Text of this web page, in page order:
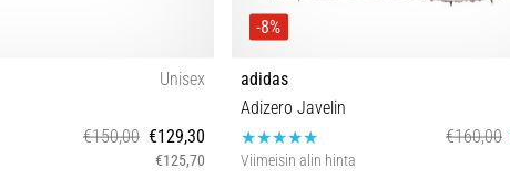
Unisex
€150,00 €129,30
€125,70
-8%
adidas
Adizero Javelin
€160,00
Viimeisin alin hinta